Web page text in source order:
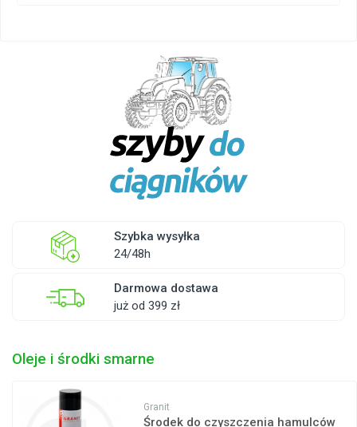
Szybka wysyłka
24/48h
Darmowa dostawa
już od 399 zł
Oleje i środki smarne
Granit
Środek do czyszczenia hamulców